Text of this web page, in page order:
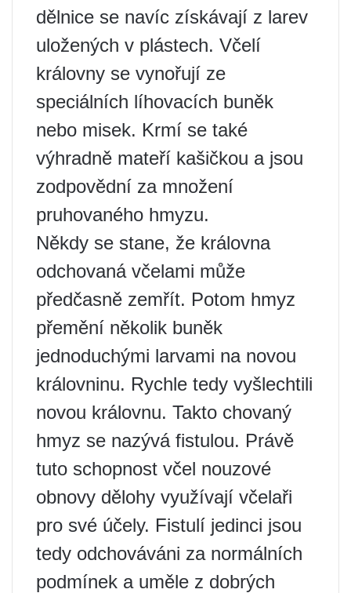
dělnice se navíc získávají z larev
uložených v plástech. Včelí
královny se vynořují ze
speciálních líhovacích buněk
nebo misek. Krmí se také
výhradně mateří kašičkou a jsou
zodpovědní za množení
pruhovaného hmyzu.
Někdy se stane, že královna
odchovaná včelami může
předčasně zemřít. Potom hmyz
přemění několik buněk
jednoduchými larvami na novou
královninu. Rychle tedy vyšlechtili
novou královnu. Takto chovaný
hmyz se nazývá fistulou. Právě
tuto schopnost včel nouzové
obnovy dělohy využívají včelaři
pro své účely. Fistulí jedinci jsou
tedy odchováváni za normálních
podmínek a uměle z dobrých